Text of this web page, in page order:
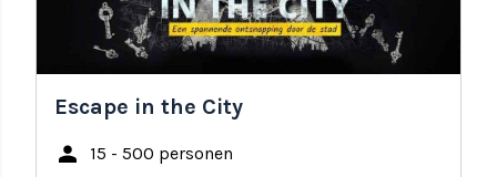
Escape in the City
person 15 - 500 personen